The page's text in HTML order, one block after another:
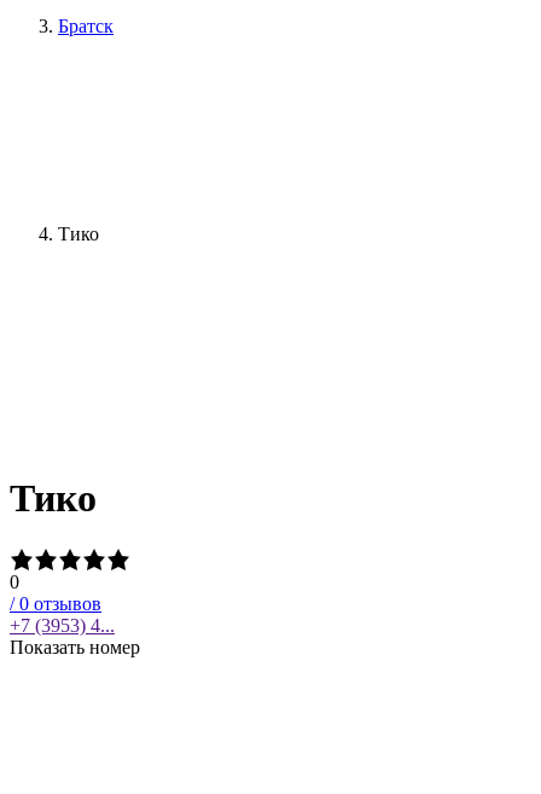
Братск
Тико
Тико
0
/0 отзывов
+7 (3953) 4...
Показать номер